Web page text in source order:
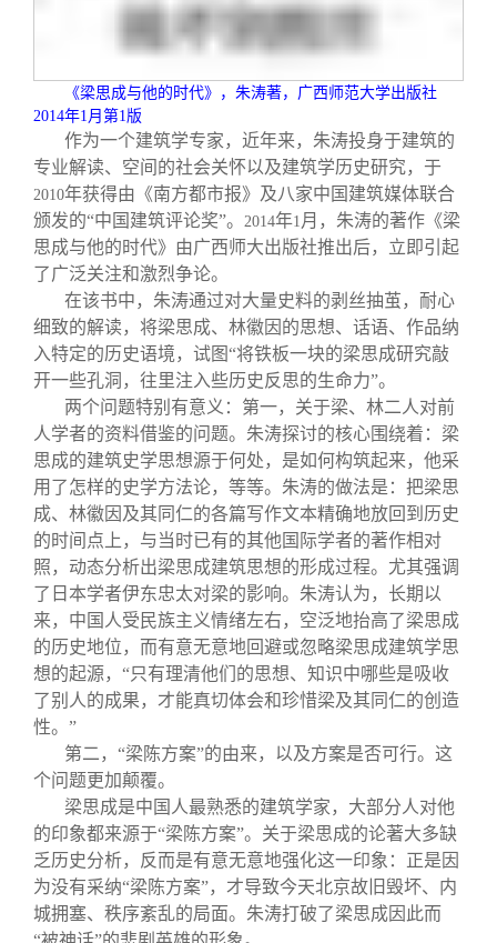
信息化服务
实用信息
总会简介
总会章程
理事会名单
制度法规
联系我们
关闭
《梁思成与他的时代》，朱涛著，广西师范大学出版社
2014年1 月第1 版
作为一个建筑学专家，近年来，朱涛投身于建筑的
专业解读、空间的社会关怀以及建筑学历史研究，于
2010年获得由《南方都市报》及八家中国建筑媒体联合
颁发的“中国建筑评论奖”。
2014年1 月，朱涛的著作《梁
思成与他的时代》由广西师大出版社推出后，立即引起
了广泛关注和激烈争论。
在该书中，朱涛通过对大量史料的剥丝抽茧，耐心
细致的解读，将梁思成、林徽因的思想、话语、作品纳
入特定的历史语境，试图“将铁板一块的梁思成研究敲
开一些孔洞，往里注入些历史反思的生命力”。
两个问题特别有意义：第一，关于梁、林二人对前
人学者的资料借鉴的问题。朱涛探讨的核心围绕着：梁
思成的建筑史学思想源于何处，是如何构筑起来，他采
用了怎样的史学方法论，等等。朱涛的做法是：把梁思
成、林徽因及其同仁的各篇写作文本精确地放回到历史
的时间点上，与当时已有的其他国际学者的著作相对
照，动态分析出梁思成建筑思想的形成过程。尤其强调
了日本学者伊东忠太对梁的影响。朱涛认为，长期以
来，中国人受民族主义情绪左右，空泛地抬高了梁思成
的历史地位，而有意无意地回避或忽略梁思成建筑学思
想的起源，“只有理清他们的思想、知识中哪些是吸收
了别人的成果，才能真切体会和珍惜梁及其同仁的创造
性。”
第二，“梁陈方案”的由来，以及方案是否可行。这
个问题更加颠覆。
梁思成是中国人最熟悉的建筑学家，大部分人对他
的印象都来源于“梁陈方案”。关于梁思成的论著大多缺
乏历史分析，反而是有意无意地强化这一印象：正是因
为没有采纳“梁陈方案”，才导致今天北京故旧毁坏、内
城拥塞、秩序紊乱的局面。朱涛打破了梁思成因此而